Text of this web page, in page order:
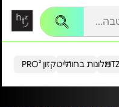
הייטקזון PRO²מלונות בחו"ל